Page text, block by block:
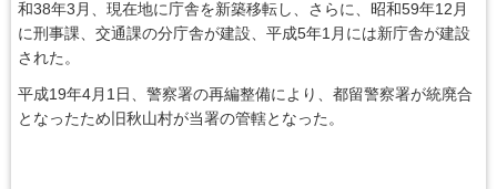
和38年3月、現在地に庁舎を新築移転し、さらに、昭和59年12月
に刑事課、交通課の分庁舎が建設、平成5年1月には新庁舎が建設
された。
平成19年4月1日、警察署の再編整備により、都留警察署が統廃合
となったため旧秋山村が当署の管轄となった。